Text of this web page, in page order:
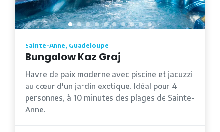
Sainte-Anne, Guadeloupe
Bungalow Kaz Graj
Havre de paix moderne avec piscine et jacuzzi
au cœur d'un jardin exotique. Idéal pour 4
personnes, à 10 minutes des plages de Sainte-
Anne.